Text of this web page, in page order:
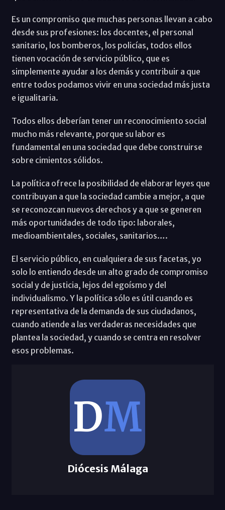
Es un compromiso que muchas personas llevan a cabo
desde sus profesiones: los docentes, el personal
sanitario, los bomberos, los policías, todos ellos
tienen vocación de servicio público, que es
simplemente ayudar a los demás y contribuir a que
entre todos podamos vivir en una sociedad más justa
e igualitaria.
Todos ellos deberían tener un reconocimiento social
mucho más relevante, porque su labor es
fundamental en una sociedad que debe construirse
sobre cimientos sólidos.
La política ofrece la posibilidad de elaborar leyes que
contribuyan a que la sociedad cambie a mejor, a que
se reconozcan nuevos derechos y a que se generen
más oportunidades de todo tipo: laborales,
medioambientales, sociales, sanitarios….
El servicio público, en cualquiera de sus facetas, yo
solo lo entiendo desde un alto grado de compromiso
social y de justicia, lejos del egoísmo y del
individualismo. Y la política sólo es útil cuando es
representativa de la demanda de sus ciudadanos,
cuando atiende a las verdaderas necesidades que
plantea la sociedad, y cuando se centra en resolver
esos problemas.
Diócesis Málaga